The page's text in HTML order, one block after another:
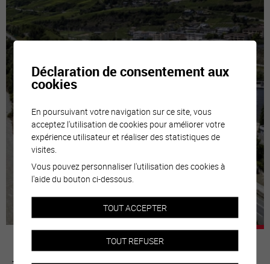
Déclaration de consentement aux
cookies
En poursuivant votre navigation sur ce site, vous
acceptez l'utilisation de cookies pour améliorer votre
expérience utilisateur et réaliser des statistiques de
visites.
Vous pouvez personnaliser l'utilisation des cookies à
l'aide du bouton ci-dessous.
TOUT ACCEPTER
TOUT REFUSER